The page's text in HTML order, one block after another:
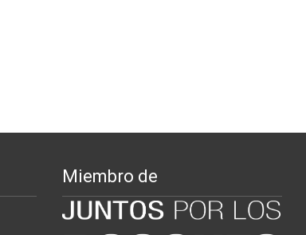
Miembro de